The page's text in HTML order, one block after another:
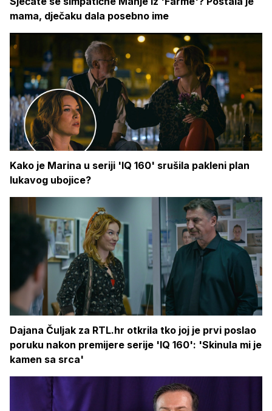
mama, dječaku dala posebno ime
Kako je Marina u seriji 'IQ 160' srušila pakleni plan
lukavog ubojice?
Dajana Čuljak za RTL.hr otkrila tko joj je prvi poslao
poruku nakon premijere serije 'IQ 160': 'Skinula mi je
kamen sa srca'